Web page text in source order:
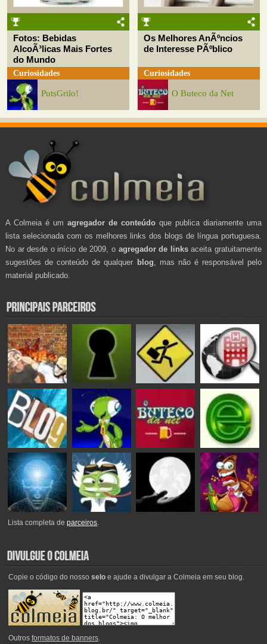
Fotos: Bebidas
AlcoÃ³licas Mais Fortes
do Mundo
Curiosidades
PutsGrilo!
Os Melhores AnÃºncios
de Interesse PÃºblico
Curiosidades
O Buteco da Net
A Colmeia é um agregador de conteúdo que publica diariamente uma
lista selecionada com os melhores links dos blogs de língua portuguesa.
No ar desde o início de 2009, o agregador de linksaceita gratuitamente
sugestões de conteúdo de qualquer blog , mas não é responsável pelo
material publicado.
Lista completa deparceiros.
Copie o código do nosso seloe ajude a divulgar a Colmeia em seu blog.
Outros formatos de banners.